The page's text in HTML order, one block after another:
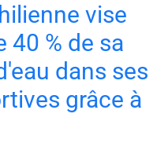
vise
40 % de sa
dans ses
grâce à